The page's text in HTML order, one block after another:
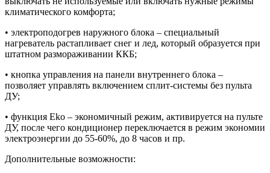
климатического комфорта;
• электроподогрев наружного блока – специальный
нагреватель растапливает снег и лед, который образуется при
штатном размораживании ККБ;
• кнопка управления на панели внутреннего блока –
позволяет управлять включением сплит-системы без пульта
ДУ;
• функция Eko – экономичный режим, активируется на пульте
ДУ, после чего кондиционер переключается в режим экономии
электроэнергии до 55-60%, до 8 часов и пр.
Дополнительные возможности: